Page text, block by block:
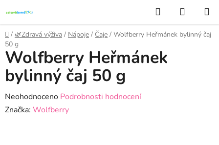
na
obsah
Hledat
KOŠÍK
Domů
/ 🌿Zdravá výživa / Nápoje / Čaje / Wolfberry Heřmánek bylinný čaj
50 g
Wolfberry Heřmánek
bylinný čaj 50 g
Průměrné
hodnocení
Neohodnoceno Podrobnosti hodnocení
Značka: Wolfberry